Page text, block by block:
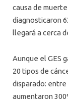
causa de
diagnosticaron
llegará a cerca
Aunque el GES
20 tipos de
disparado: entre
aumentaron